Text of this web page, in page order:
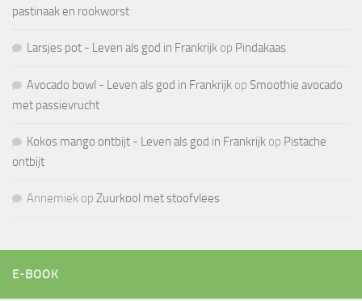
pastinaak en rookworst
Larsjes pot - Leven als god in Frankrijk op Pindakaas
Avocado bowl - Leven als god in Frankrijk op Smoothie avocado
met passievrucht
Kokos mango ontbijt - Leven als god in Frankrijk op Pistache
ontbijt
Annemiek op Zuurkool met stoofvlees
E-BOOK